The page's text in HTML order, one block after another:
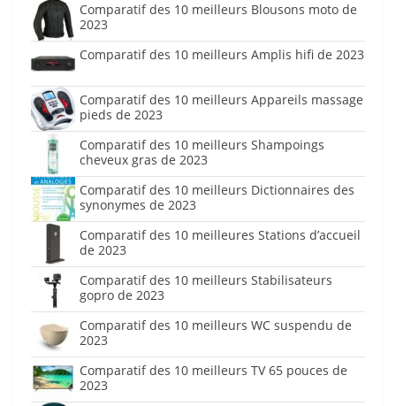
Comparatif des 10 meilleurs Blousons moto de
2023
Comparatif des 10 meilleurs Amplis hifi de 2023
Comparatif des 10 meilleurs Appareils massage
pieds de 2023
Comparatif des 10 meilleurs Shampoings
cheveux gras de 2023
Comparatif des 10 meilleurs Dictionnaires des
synonymes de 2023
Comparatif des 10 meilleures Stations d’accueil
de 2023
Comparatif des 10 meilleurs Stabilisateurs
gopro de 2023
Comparatif des 10 meilleurs WC suspendu de
2023
Comparatif des 10 meilleurs TV 65 pouces de
2023